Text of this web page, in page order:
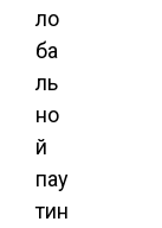
ло
ба
ль
но
й
пау
тин